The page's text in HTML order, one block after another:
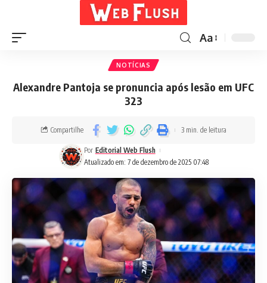
Aa
NOTÍCIAS
Alexandre Pantoja se pronuncia após lesão em UFC
323
Atualizado em: 7 de dezembro de 2025 07:48
Por Editorial Web Flush
Compartilhe 3 min. de leitura